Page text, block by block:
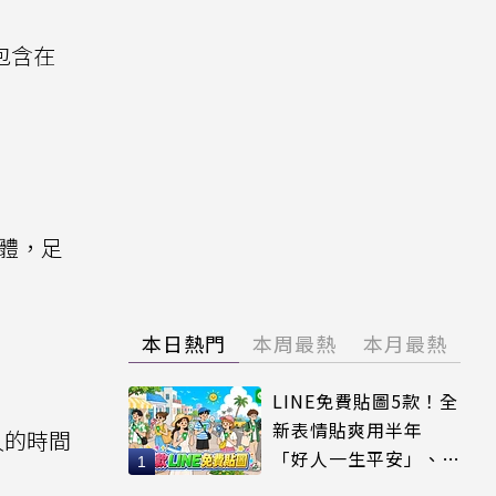
含在
，足
時間
本日熱門 本周最熱 本月最熱
LINE免費貼圖5款！全
新表情貼爽用半年
「好人一生平安」、